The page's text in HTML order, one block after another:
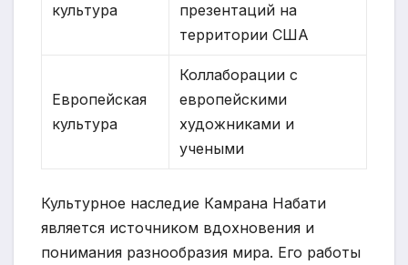
культура
презентаций на
территории США
Европейская
культура
Коллаборации с
европейскими
художниками и
учеными
Культурное наследие Камрана Набати
является источником вдохновения и
понимания разнообразия мира. Его работы